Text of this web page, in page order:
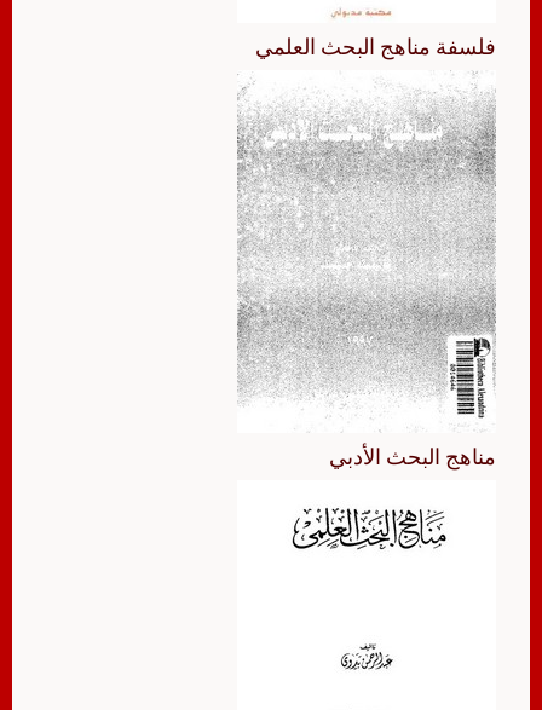
فلسفة مناهج البحث العلمي
مناهج البحث الأدبي